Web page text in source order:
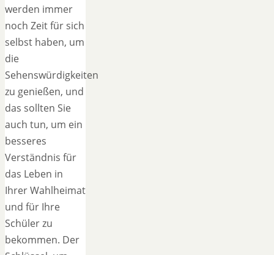
werden immer
noch Zeit für sich
selbst haben, um
die
Sehenswürdigkeiten
zu genießen, und
das sollten Sie
auch tun, um ein
besseres
Verständnis für
das Leben in
Ihrer Wahlheimat
und für Ihre
Schüler zu
bekommen. Der